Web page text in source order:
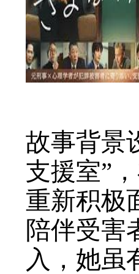
故事背景
支援室”
重新积
陪伴受害
入，她虽